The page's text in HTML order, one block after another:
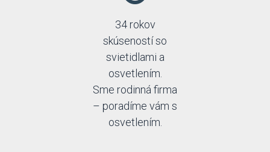
34 rokov
skúseností so
svietidlami a
osvetlením.
Sme rodinná firma
– poradíme vám s
osvetlením.